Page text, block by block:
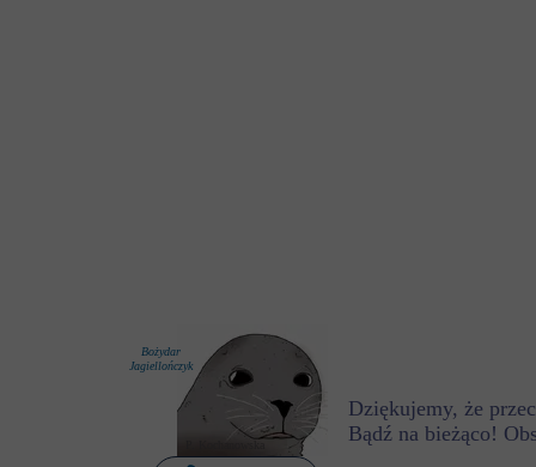
Dziękujemy, że
Bądź na bieżąco!
Bożydar
Jagiellończyk